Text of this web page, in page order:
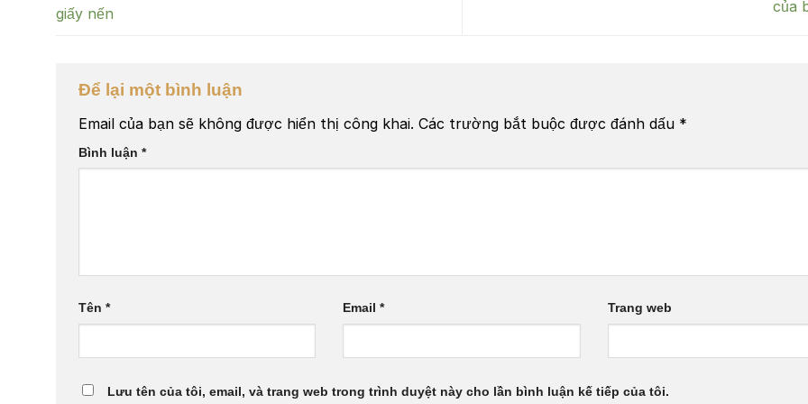
giấy nến của
Để lại một bình luận
Email của bạn sẽ không được hiển thị công khai. Các trường bắt buộc được đánh dấu *
Bình luận *
Tên * Email* Trang web
Lưu tên của tôi, email, và trang web trong trình duyệt này cho lần bình luận kế tiếp của tôi.